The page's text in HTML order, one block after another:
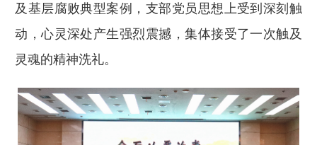
及基层腐败典型案例，支部党员思想上受到深刻触
动，心灵深处产生强烈震撼，集体接受了一次触及
灵魂的精神洗礼。